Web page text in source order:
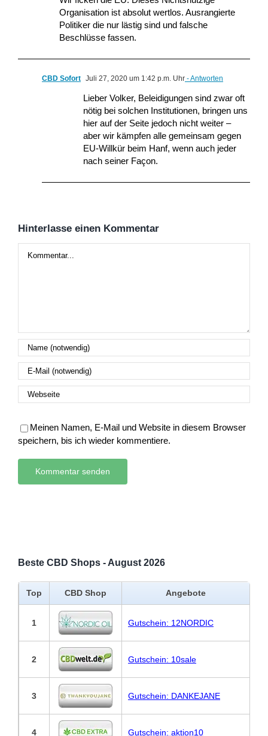
Organisation ist absolut wertlos. Ausrangierte
Politiker die nur lästig sind und falsche
Beschlüsse fassen.
CBD Sofort Juli 27, 2020 um 1:42 p.m. Uhr - Antworten
Lieber Volker, Beleidigungen sind zwar oft
nötig bei solchen Institutionen, bringen uns
hier auf der Seite jedoch nicht weiter –
aber wir kämpfen alle gemeinsam gegen
EU-Willkür beim Hanf, wenn auch jeder
nach seiner Façon.
Hinterlasse einen Kommentar
Meinen Namen, E-Mail und Website in diesem Browser
speichern, bis ich wieder kommentiere.
Beste CBD Shops - August 2026
Top CBD Shop Angebote
1 Gutschein: 12NORDIC
2 Gutschein: 10sale
3 Gutschein: DANKEJANE
4 Gutschein: aktion10